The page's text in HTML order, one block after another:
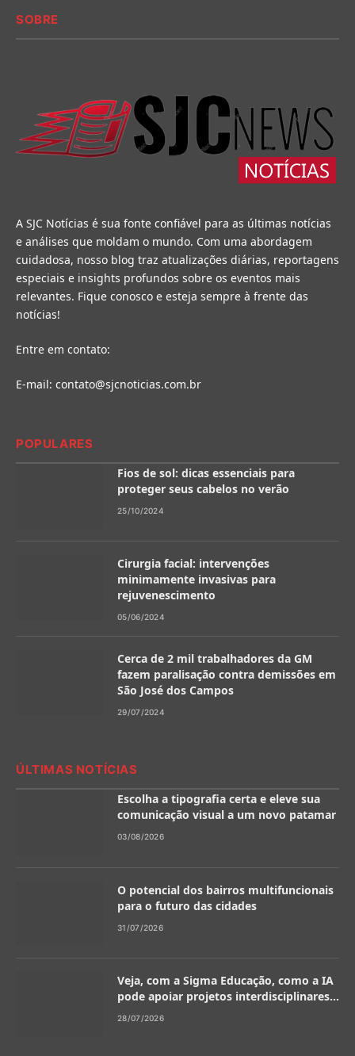
SOBRE
A SJC Notícias é sua fonte confiável para as últimas notícias
e análises que moldam o mundo. Com uma abordagem
cuidadosa, nosso blog traz atualizações diárias, reportagens
especiais e insights profundos sobre os eventos mais
relevantes. Fique conosco e esteja sempre à frente das
notícias!
Entre em contato:
E-mail: contato@sjcnoticias.com.br
POPULARES
Fios de sol: dicas essenciais para
proteger seus cabelos no verão
25/10/2024
Cirurgia facial: intervenções
minimamente invasivas para
rejuvenescimento
05/06/2024
Cerca de 2 mil trabalhadores da GM
fazem paralisação contra demissões em
São José dos Campos
29/07/2024
ÚLTIMAS NOTÍCIAS
Escolha a tipografia certa e eleve sua
comunicação visual a um novo patamar
03/08/2026
O potencial dos bairros multifuncionais
para o futuro das cidades
31/07/2026
Veja, com a Sigma Educação, como a IA
pode apoiar projetos interdisciplinares
na escola
28/07/2026